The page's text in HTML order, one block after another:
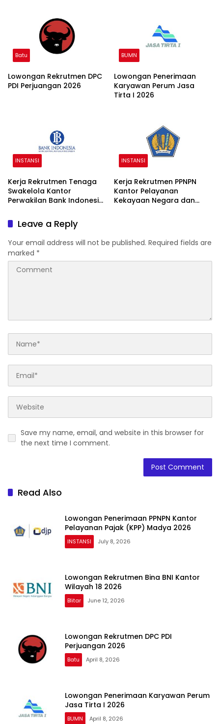
Batu
Lowongan Rekrutmen DPC
PDI Perjuangan 2026
BUMN
Lowongan Penerimaan
Karyawan Perum Jasa
Tirta I 2026
INSTANSI
Kerja Rekrutmen Tenaga
Swakelola Kantor
Perwakilan Bank Indonesia
INSTANSI
Kerja Rekrutmen PPNPN
Kantor Pelayanan
Kekayaan Negara dan
Leave a Reply
Your email address will not be published. Required fields are
marked *
Save my name, email, and website in this browser for
the next time I comment.
Read Also
Lowongan Penerimaan PPNPN Kantor
Pelayanan Pajak (KPP) Madya 2026
INSTANSI July 8, 2026
Lowongan Rekrutmen Bina BNI Kantor
Wilayah 18 2026
Blitar June 12, 2026
Lowongan Rekrutmen DPC PDI
Perjuangan 2026
Batu April 8, 2026
Lowongan Penerimaan Karyawan Perum
Jasa Tirta I 2026
BUMN April 8, 2026